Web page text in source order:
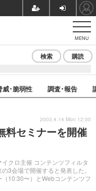
MENU
検索 購読
威･脆弱性 調査･報告
料セミナーを開催
クロ主催 コンテンツフィルタ
3会場で開催すると発表した。
10:30〜）とWebコンテンツフ
2003.4.14 Mon 12:00